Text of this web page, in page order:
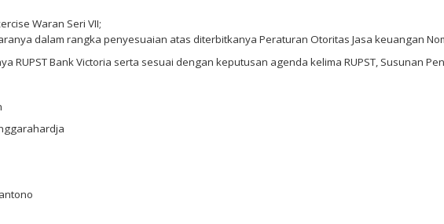
Waran Seri VII;
dalam rangka penyesuaian atas diterbitkanya Peraturan Otoritas Jasa keuangan
RUPST Bank Victoria serta sesuai dengan keputusan agenda kelima RUPST, Susunan